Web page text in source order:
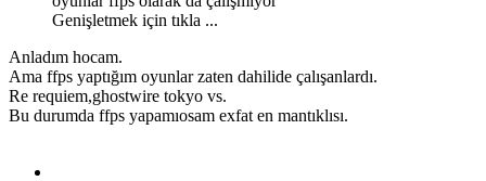
Genişletmek için tıkla ...
Anladım hocam.
Ama ffps yaptığım oyunlar zaten dahilide çalışanlardı.
Re requiem,ghostwire tokyo vs.
Bu durumda ffps yapamıosam exfat en mantıklısı.